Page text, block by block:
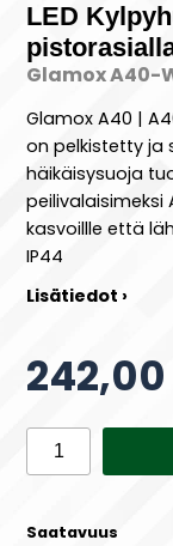
LED
Glamox A40-
Glamox A40 |
on pelkistetty ja
häikäisysuoja
kasvoillle että
IP44
Lisätiedot ›
Saatavuus